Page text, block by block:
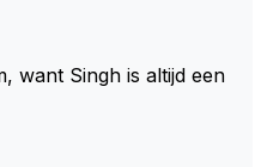
want Singh is altijd een